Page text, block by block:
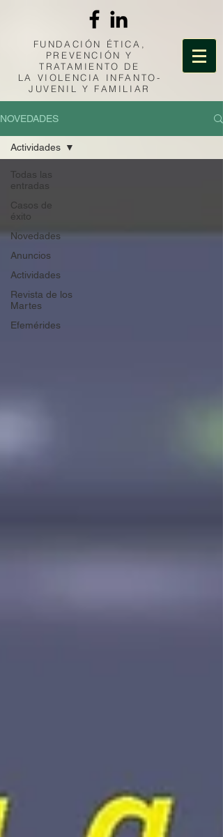
FUNDACIÓN ÉTICA,
PREVENCIÓN Y
TRATAMIENTO DE
LA VIOLENCIA INFANTO-
JUVENIL Y FAMILIAR
NOVEDADES
Todas las
entradas
Casos de
éxito
Novedades
Anuncios
Actividades
Revista de los
Martes
Efemérides
Actividades